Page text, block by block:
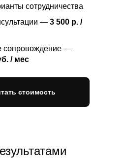
стоимость
сотрудничества
— 3 500 р. /
сопровождение —
/ мес